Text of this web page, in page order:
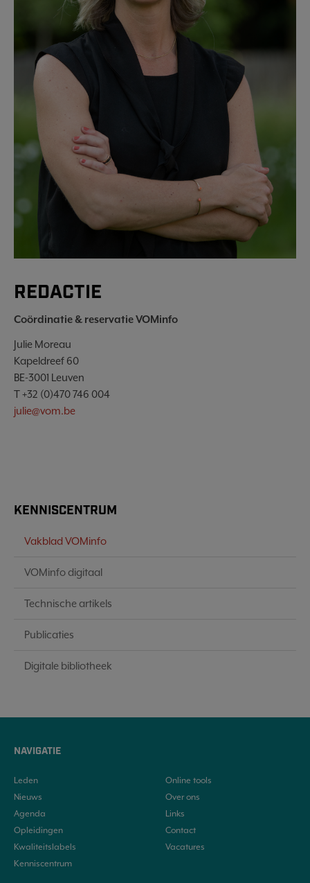
REDACTIE
Coördinatie & reservatie VOMinfo
Julie Moreau
Kapeldreef 60
BE-3001 Leuven
T +32 (0)470 746 004
julie@vom.be
KENNISCENTRUM
Vakblad VOMinfo
VOMinfo digitaal
Technische artikels
Publicaties
Digitale bibliotheek
NAVIGATIE
Leden
Nieuws
Agenda
Opleidingen
Kwaliteitslabels
Kenniscentrum
Online tools
Over ons
Links
Contact
Vacatures